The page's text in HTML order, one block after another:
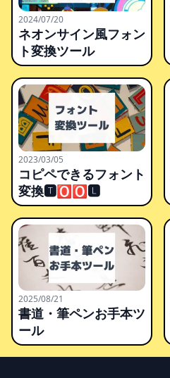
2024/07/20
ネオンサイン風フォン
ト変換ツール
2023/03/05
コピペできるフォント
変換🆃🅾🅾🅻
2025/08/21
書道・筆ペンお手本ツ
ール